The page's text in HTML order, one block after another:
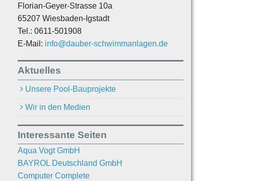
Florian-Geyer-Strasse 10a
65207 Wiesbaden-Igstadt
Tel.: 0611-501908
E-Mail: info@dauber-schwimmanlagen.de
Aktuelles
Unsere Pool-Bauprojekte
Wir in den Medien
Interessante Seiten
Aqua Vogt GmbH
BAYROL Deutschland GmbH
Computer Complete